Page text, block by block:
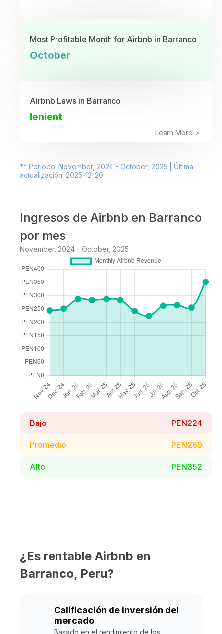
Most Profitable Month for Airbnb in Barranco
October
Airbnb Laws in Barranco
lenient
Learn More >
** Período: November, 2024 - October, 2025 | Última
actualización: 2025-12-20
Ingresos de Airbnb en Barranco
por mes
November, 2024 - October, 2025
Bajo PEN224
Promedio PEN269
Alto PEN352
¿Es rentable Airbnb en
Barranco, Peru?
Calificación de inversión del
mercado
Basado en el rendimiento de los